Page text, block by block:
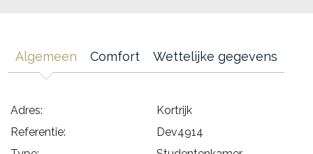
Algemeen Comfort Wettelijke gegevens
Adres:
Kortrijk
Referentie:
Dev4914